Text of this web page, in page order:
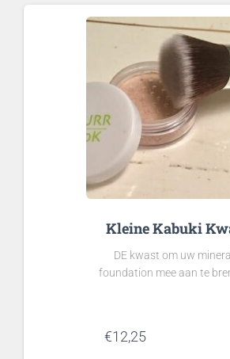
Kleine Kabuki
DE kwast om uw
foundation mee aan te
€12,25